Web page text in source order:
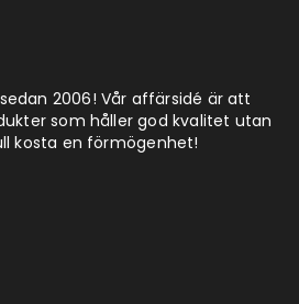
2006! Vår affärsidé är att
som håller god kvalitet utan
kosta en förmögenhet!